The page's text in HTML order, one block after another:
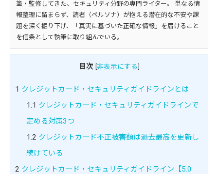
筆・監修してきた、セキュリティ分野の専門ライター。 単なる情
報整理に留まらず、読者（ペルソナ）が抱える潜在的な不安や課
題を深く掘り下げ、「真実に基づいた正確な情報」を届けること
を信条として執筆に取り組んでいる。
目次 [非表示にする]
1 クレジットカード・セキュリティガイドラインとは
1.1 クレジットカード・セキュリティガイドラインで
定める対策3つ
1.2 クレジットカード不正被害額は過去最高を更新し
続けている
2 クレジットカード・セキュリティガイドライン【5.0